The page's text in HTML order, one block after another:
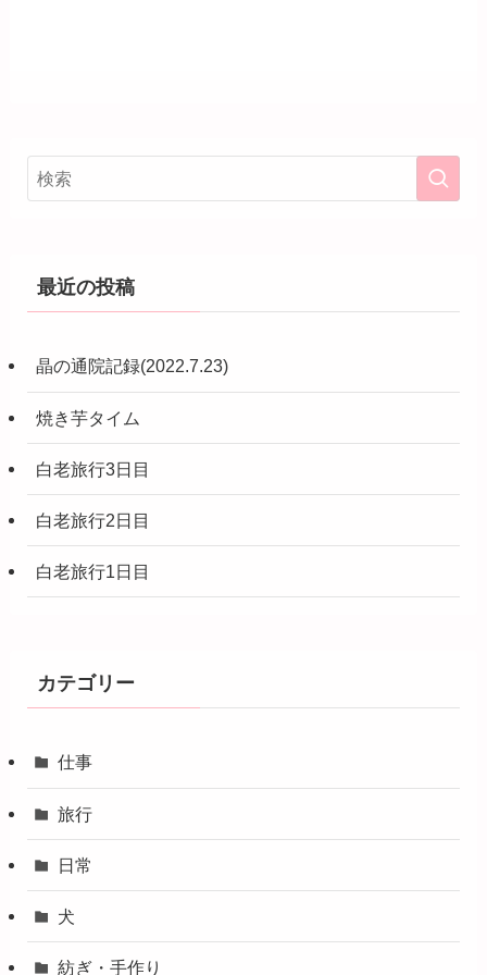
最近の投稿
晶の通院記録(2022.7.23)
焼き芋タイム
白老旅行3日目
白老旅行2日目
白老旅行1日目
カテゴリー
仕事
旅行
日常
犬
紡ぎ・手作り